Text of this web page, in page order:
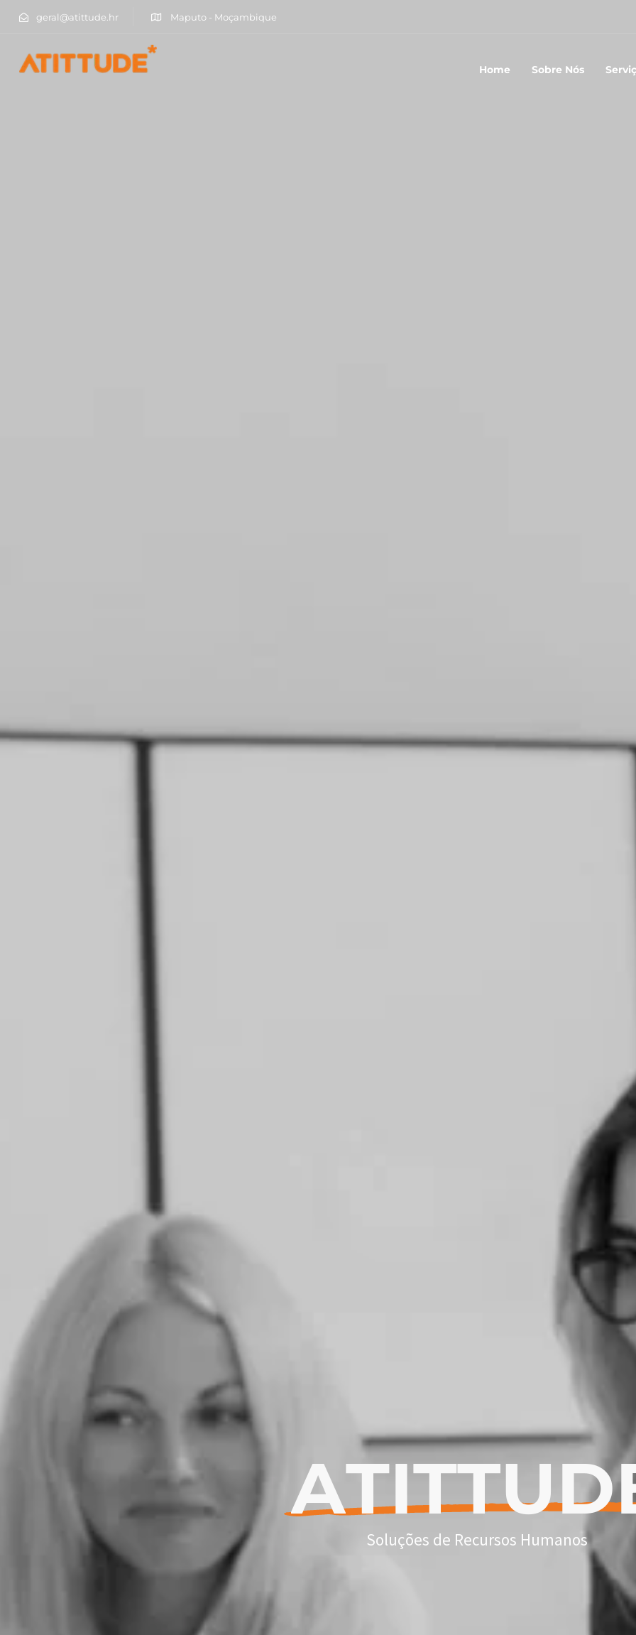
geral@atittude.hr Maputo - Moçambique
Home Sobre Nós
ATITTUD
Soluções de Recursos Humanos